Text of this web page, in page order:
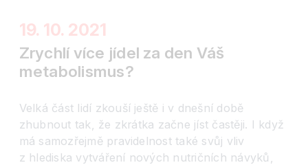
19. 10. 2021
Zrychlí více jídel za den Váš
metabolismus?
Velká část lidí zkouší ještě i v dnešní době
zhubnout tak, že zkrátka začne jíst častěji. I když
má samozřejmě pravidelnost také svůj vliv
z hlediska vytváření nových nutričních návyků,